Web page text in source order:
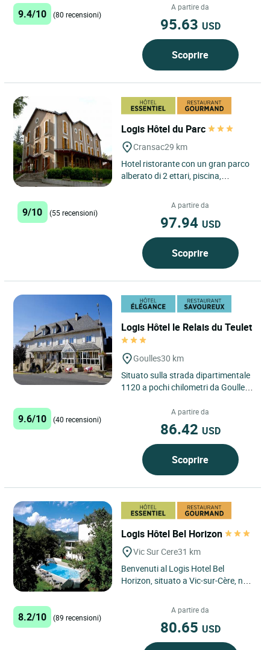
e pittoresco...
9.4/10 (80 recensioni)
A partire da
95.63 USD
Scoprire
Logis Hôtel du Parc
Cransac29 km
Hotel ristorante con un gran parco
alberato di 2 ettari, piscina,
bambini, parcheggio privato...
9/10 (55 recensioni)
A partire da
97.94 USD
Scoprire
Logis Hôtel le Relais du Teulet
Goulles30 km
Situato sulla strada dipartimentale
1120 a pochi chilometri da Goulles,
antica stazione...
9.6/10 (40 recensioni)
A partire da
86.42 USD
Scoprire
Logis Hôtel Bel Horizon
Vic Sur Cere31 km
Benvenuti al Logis Hotel Bel
Horizon, situato a Vic-sur-Cère, nel
centrale. Immerso nel...
8.2/10 (89 recensioni)
A partire da
80.65 USD